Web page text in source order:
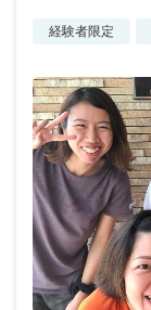
経験者限定